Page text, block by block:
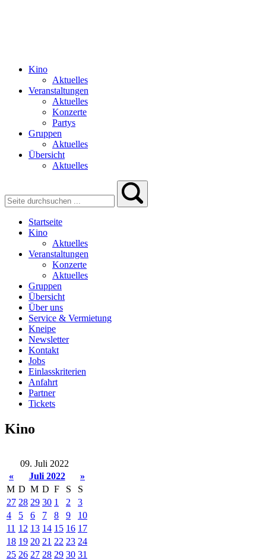
Kino
Aktuelles
Veranstaltungen
Aktuelles
Konzerte
Partys
Gruppen
Aktuelles
Übersicht
Aktuelles
Startseite
Kino
Aktuelles
Veranstaltungen
Konzerte
Aktuelles
Gruppen
Übersicht
Über uns
Service & Vermietung
Kneipe
Newsletter
Kontakt
Jobs
Einlasskriterien
Anfahrt
Partner
Tickets
Kino
09. Juli 2022
«
Juli 2022
»
M D M D F S
S
27 28 29 30 1 2
3
4
5 6 7 8 9
10
11 12 13 14 15 16 17
18 19 20 21 22 23 24
25 26 27 28 29 30 31